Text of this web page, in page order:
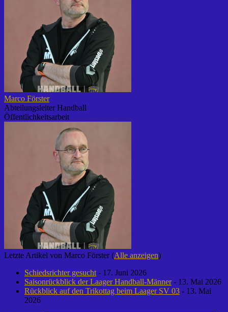
Marco Förster
Abteilungsleiter Handball
Öffentlichkeitsarbeit
Letzte Artikel von Marco Förster(Alle anzeigen)
Schiedsrichter gesucht - 17. Juni 2026
Saisonrückblick der Laager Handball-Männer- 13. Mai 2026
Rückblick auf den Trikottag beim Laager SV 03 - 13. Mai
2026